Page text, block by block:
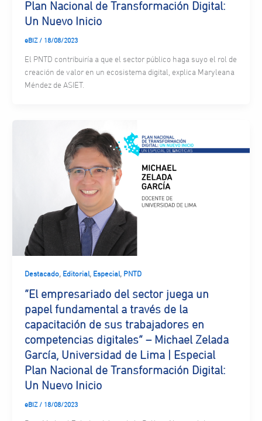
Plan Nacional de Transformación Digital:
Un Nuevo Inicio
eBIZ / 18/08/2023
El PNTD contribuiría a que el sector público haga suyo el rol de
creación de valor en un ecosistema digital, explica Maryleana
Méndez de ASIET.
Destacado, Editorial, Especial, PNTD
“El empresariado del sector juega un
papel fundamental a través de la
capacitación de sus trabajadores en
competencias digitales” – Michael Zelada
García, Universidad de Lima | Especial
Plan Nacional de Transformación Digital:
Un Nuevo Inicio
eBIZ / 18/08/2023